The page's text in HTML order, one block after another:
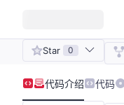
Star 0
代码介绍 代码